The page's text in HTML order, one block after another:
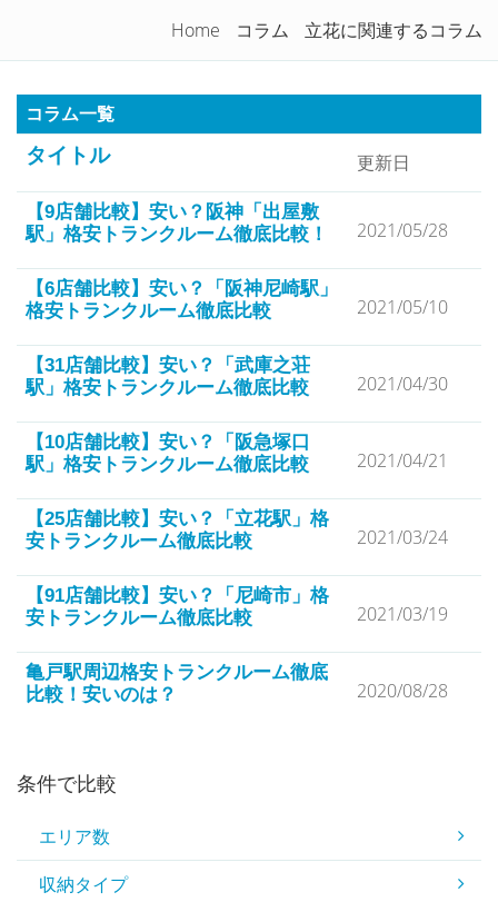
トランクルームを徹底比較！Home コラム 立花に関連するコラム
コラム一覧
タイトル 更新日
【9店舗比較】安い？阪神「出屋敷
駅」格安トランクルーム徹底比較！
2021/05/28
【6店舗比較】安い？「阪神尼崎駅」
格安トランクルーム徹底比較
2021/05/10
【31店舗比較】安い？「武庫之荘
駅」格安トランクルーム徹底比較
2021/04/30
【10店舗比較】安い？「阪急塚口
駅」格安トランクルーム徹底比較
2021/04/21
【25店舗比較】安い？「立花駅」格
安トランクルーム徹底比較
2021/03/24
【91店舗比較】安い？「尼崎市」格
安トランクルーム徹底比較
2021/03/19
亀戸駅周辺格安トランクルーム徹底
比較！安いのは？
2020/08/28
条件で比較
エリア数
収納タイプ